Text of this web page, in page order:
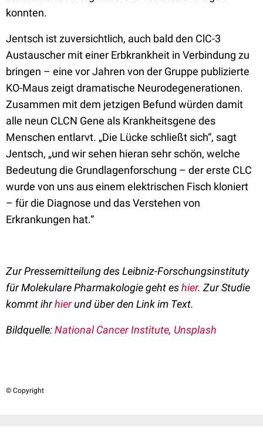
konnten.
Jentsch ist zuversichtlich, auch bald den ClC-3
Austauscher mit einer Erbkrankheit in Verbindung zu
bringen – eine vor Jahren von der Gruppe publizierte
KO-Maus zeigt dramatische Neurodegenerationen.
Zusammen mit dem jetzigen Befund würden damit
alle neun CLCN Gene als Krankheitsgene des
Menschen entlarvt. „Die Lücke schließt sich“, sagt
Jentsch, „und wir sehen hieran sehr schön, welche
Bedeutung die Grundlagenforschung – der erste CLC
wurde von uns aus einem elektrischen Fisch kloniert
– für die Diagnose und das Verstehen von
Erkrankungen hat.“
Zur Pressemitteilung des Leibniz-Forschungsinstituty
für Molekulare Pharmakologie geht eshier. Zur Studie
kommt ihrhierund über den Link im Text.
Bildquelle:National Cancer Institute, Unsplash
© Copyright